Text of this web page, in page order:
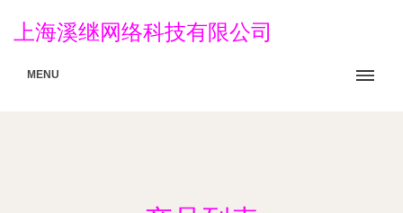
上海溪继网络科技有限公司
MENU